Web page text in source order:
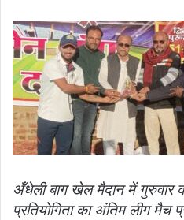
अँधेली बाग खेल मैदान में गुरुवार
प्रतियोगिता का अंतिम लीग मैच